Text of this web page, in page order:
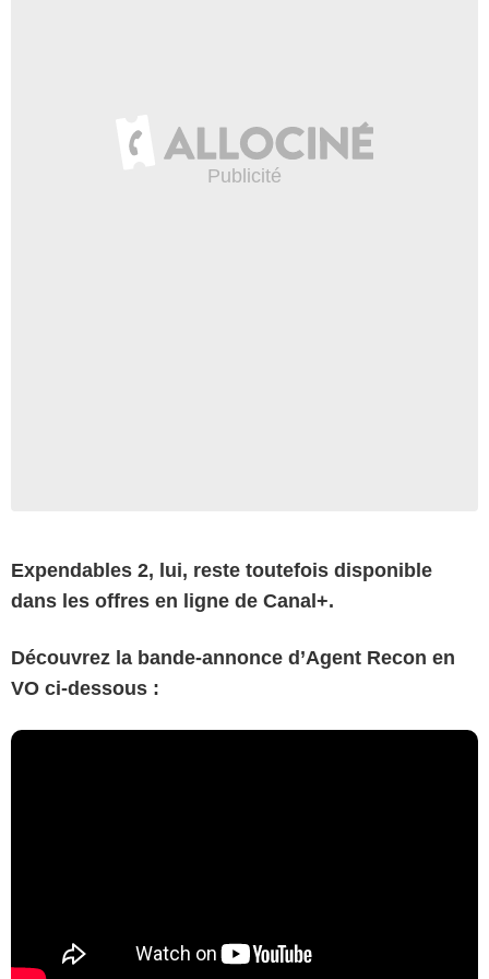
Expendables 2, lui, reste toutefois disponible
dans les offres en ligne de Canal+.
Découvrez la bande-annonce d’Agent Recon en
VO ci-dessous :